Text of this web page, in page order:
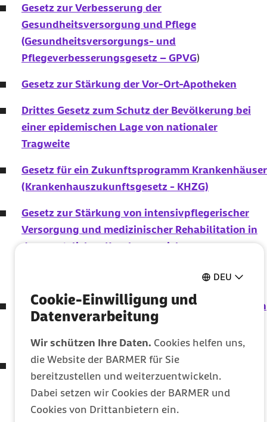
DEU
Cookie-Einwilligung und
Datenverarbeitung
Wir schützen Ihre Daten. Cookies helfen uns,
die Website der BARMER für Sie
bereitzustellen und weiterzuentwickeln.
Dabei setzen wir Cookies der BARMER und
Cookies von Drittanbietern ein.
zwingend. Dies trifft vor allem auf die Manipulationsbremse zu.
Gesetz zur Verbesserung der
Gesundheitsversorgung und Pflege
(Gesundheitsversorgungs- und
Pflegeverbesserungsgesetz – GPVG)
Gesetz zur Stärkung der Vor-Ort-Apotheken
Drittes Gesetz zum Schutz der Bevölkerung bei
einer epidemischen Lage von nationaler
Tragweite
Gesetz für ein Zukunftsprogramm Krankenhäuser
(Krankenhauszukunftsgesetz - KHZG)
Gesetz zur Stärkung von intensivpflegerischer
Versorgung und medizinischer Rehabilitation in
der gesetzlichen Krankenversicherung
GKV -IPReG)
Gesetz zum Schutz elektronischer Patientendaten
in der Telematikinfrastruktur
(Patientendaten-Schutz-Gesetz – PDSG)
Verordnung zum Anspruch auf Testung in Bezug
auf einen direkten Erregernachweis des
CoronavirusSARS-CoV-2
(Coronavirus-Testverordnung – TestV)